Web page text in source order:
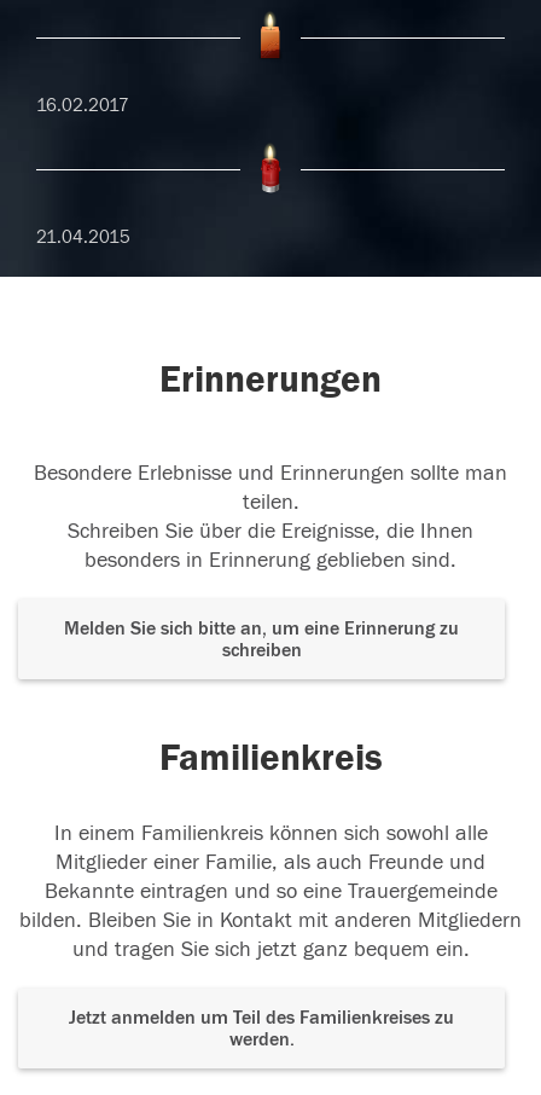
16.02.2017
21.04.2015
Erinnerungen
Besondere Erlebnisse und Erinnerungen sollte man
teilen.
Schreiben Sie über die Ereignisse, die Ihnen
besonders in Erinnerung geblieben sind.
Melden Sie sich bitte an, um eine Erinnerung zu
schreiben
Familienkreis
In einem Familienkreis können sich sowohl alle
Mitglieder einer Familie, als auch Freunde und
Bekannte eintragen und so eine Trauergemeinde
bilden. Bleiben Sie in Kontakt mit anderen Mitgliedern
und tragen Sie sich jetzt ganz bequem ein.
Jetzt anmelden um Teil des Familienkreises zu
werden.